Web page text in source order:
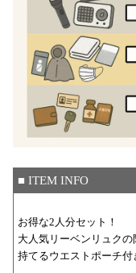
■ ITEM INFO
お得な2人分セット！
大人気リーベンリュク
持てるウエストポーチ付